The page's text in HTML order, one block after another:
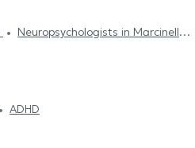
Neuropsychologists in Marcinelle
ADHD